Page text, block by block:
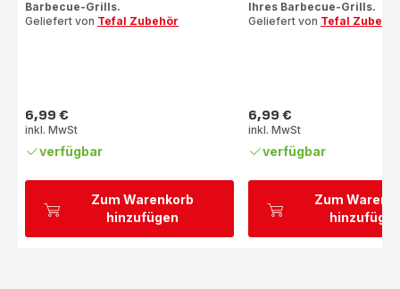
Zum Warenkorb
hinzufügen
Barbecue-Grills.
Geliefert von Tefal Zubehör
Preis
6,99 €
inkl. MwSt
verfügbar
Zum
Ihres Barbecue-Grills.
Geliefert von Tefal
Preis
6,99 €
inkl. MwSt
verfügbar